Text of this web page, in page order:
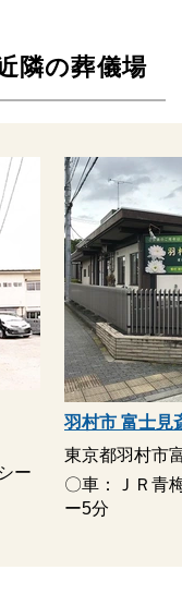
隣の葬儀場
ー
羽村市 富士見
東京都羽村市
〇車：ＪＲ青
ー5分